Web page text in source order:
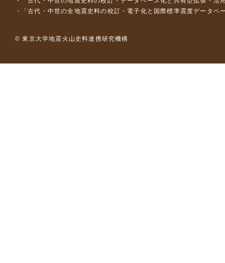
「古代・中世の全地震史料の校訂・電子化と国際標準震度データ
© 東京大学地震火山史料連携研究機構